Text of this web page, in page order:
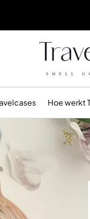
Hoe werkt